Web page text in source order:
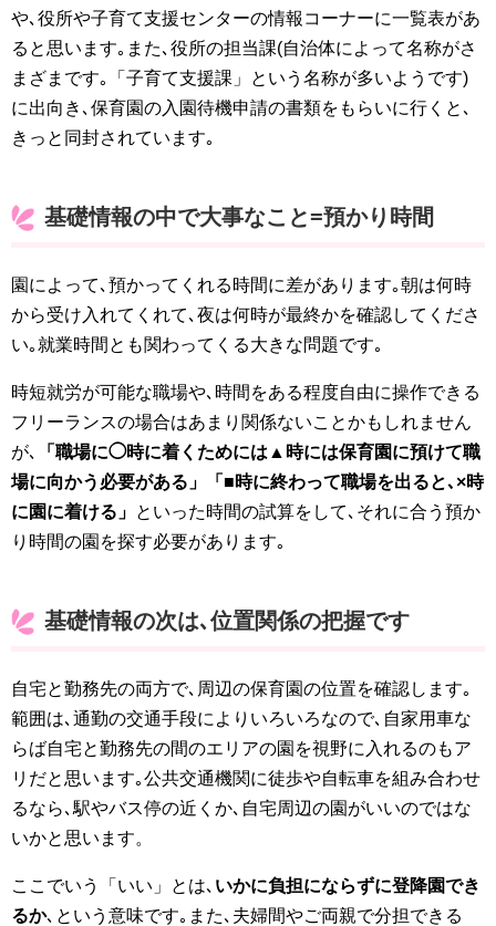
や､役所や子育て支援センターの情報コーナーに一覧表があ
ると思います｡また､役所の担当課(自治体によって名称がさ
まざまです｡「子育て支援課」という名称が多いようです)
に出向き､保育園の入園待機申請の書類をもらいに行くと､
きっと同封されています｡
基礎情報の中で大事なこと=預かり時間
園によって､預かってくれる時間に差があります｡朝は何時
から受け入れてくれて､夜は何時が最終かを確認してくださ
い｡就業時間とも関わってくる大きな問題です｡
時短就労が可能な職場や､時間をある程度自由に操作できる
フリーランスの場合はあまり関係ないことかもしれません
が､
「職場に◯時に着くためには▲時には保育園に預けて職
場に向かう必要がある」「■時に終わって職場を出ると､×時
に園に着ける」 といった時間の試算をして､それに合う預か
り時間の園を探す必要があります｡
基礎情報の次は､位置関係の把握です
自宅と勤務先の両方で､周辺の保育園の位置を確認します｡
範囲は､通勤の交通手段によりいろいろなので､自家用車な
らば自宅と勤務先の間のエリアの園を視野に入れるのもア
リだと思います｡公共交通機関に徒歩や自転車を組み合わせ
るなら､駅やバス停の近くか､自宅周辺の園がいいのではな
いかと思います。
ここでいう「いい」とは､ いかに負担にならずに登降園でき
るか､という意味です｡また､夫婦間やご両親で分担できる